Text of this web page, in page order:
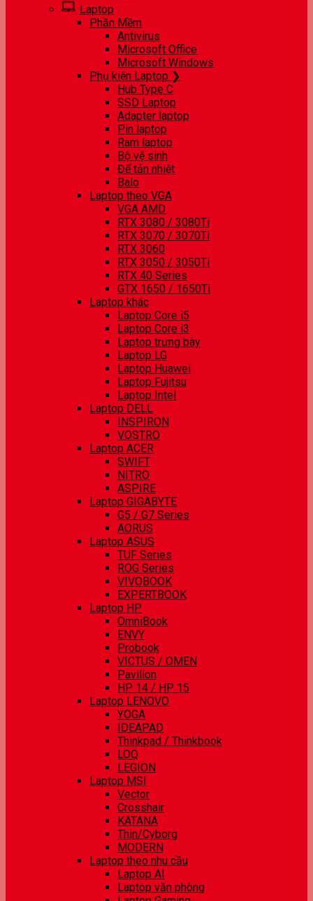
Laptop
Phần Mềm
Antivirus
Microsoft Office
Microsoft Windows
Phụ kiện Laptop ❯
Hub Type C
SSD Laptop
Adapter laptop
Pin laptop
Ram laptop
Bộ vệ sinh
Đế tản nhiệt
Balo
Laptop theo VGA
VGA AMD
RTX 3080 / 3080Ti
RTX 3070 / 3070Ti
RTX 3060
RTX 3050 / 3050Ti
RTX 40 Series
GTX 1650 / 1650Ti
Laptop khác
Laptop Core i5
Laptop Core i3
Laptop trưng bày
Laptop LG
Laptop Huawei
Laptop Fujitsu
Laptop Intel
Laptop DELL
INSPIRON
VOSTRO
Laptop ACER
SWIFT
NITRO
ASPIRE
Laptop GIGABYTE
G5 / G7 Series
AORUS
Laptop ASUS
TUF Series
ROG Series
VIVOBOOK
EXPERTBOOK
Laptop HP
OmniBook
ENVY
Probook
VICTUS / OMEN
Pavilion
HP 14 / HP 15
Laptop LENOVO
YOGA
IDEAPAD
Thinkpad / Thinkbook
LOQ
LEGION
Laptop MSI
Vector
Crosshair
KATANA
Thin/Cyborg
MODERN
Laptop theo nhu cầu
Laptop AI
Laptop văn phòng